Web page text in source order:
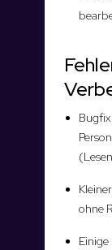
ohne